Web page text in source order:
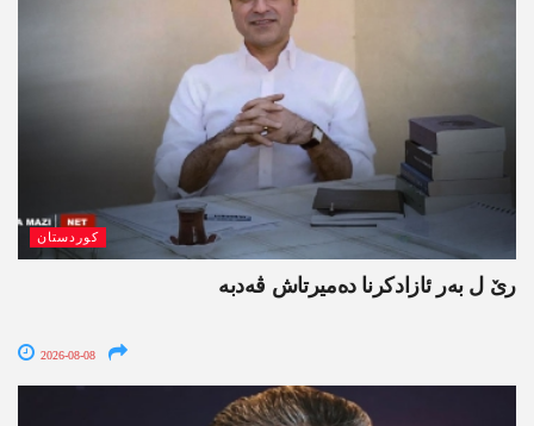
کوردستان
رێ ل بەر ئازادکرنا دەمیرتاش ڤەدبە
2026-08-08